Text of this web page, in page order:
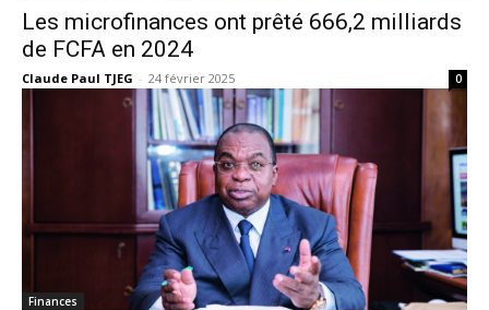
Les microfinances ont prêté 666,2 milliards
de FCFA en 2024
Claude Paul TJEG - 24 février 2025 0
Finances